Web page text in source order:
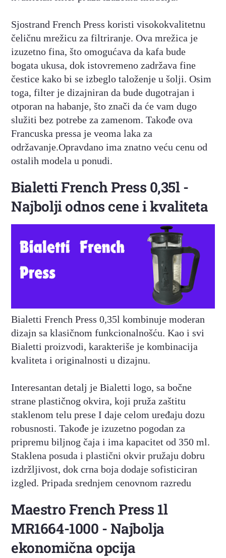
Sjostrand French Press koristi visokokvalitetnu
čeličnu mrežicu za filtriranje. Ova mrežica je
izuzetno fina, što omogućava da kafa bude
bogata ukusa, dok istovremeno zadržava fine
čestice kako bi se izbeglo taloženje u šolji. Osim
toga, filter je dizajniran da bude dugotrajan i
otporan na habanje, što znači da će vam dugo
služiti bez potrebe za zamenom. Takođe ova
Francuska pressa je veoma laka za
održavanje.Opravdano ima znatno veću cenu od
ostalih modela u ponudi.
Bialetti French Press 0,35l -
Najbolji odnos cene i kvaliteta
Bialetti French Press 0,35l kombinuje moderan
dizajn sa klasičnom funkcionalnošću. Kao i svi
Bialetti proizvodi, karakteriše je kombinacija
kvaliteta i originalnosti u dizajnu.
Interesantan detalj je Bialetti logo, sa bočne
strane plastičnog okvira, koji pruža zaštitu
staklenom telu prese I daje celom uređaju dozu
robusnosti. Takođe je izuzetno pogodan za
pripremu biljnog čaja i ima kapacitet od 350 ml.
Staklena posuda i plastični okvir pružaju dobru
izdržljivost, dok crna boja dodaje sofisticiran
izgled. Pripada srednjem cenovnom razredu
Maestro French Press 1l
MR1664-1000 - Najbolja
ekonomična opcija